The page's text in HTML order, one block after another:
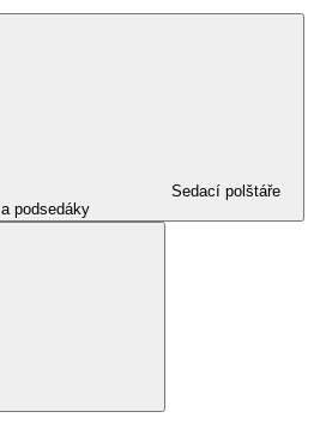
Sedací polštáře
a podsedáky